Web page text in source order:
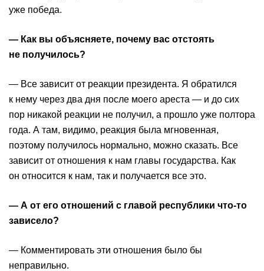
уже победа.
— Как вы объясняете, почему вас отстоять
не получилось?
— Все зависит от реакции президента. Я обратился
к нему через два дня после моего ареста — и до сих
пор никакой реакции не получил, а прошло уже полтора
года. А там, видимо, реакция была мгновенная,
поэтому получилось нормально, можно сказать. Все
зависит от отношения к нам главы государства. Как
он относится к нам, так и получается все это.
— А от его отношений с главой республики что-то
зависело?
— Комментировать эти отношения было бы
неправильно.